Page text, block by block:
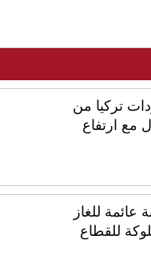
تركيا من
مع ارتفاع
عائمة للغاز
للقطاع